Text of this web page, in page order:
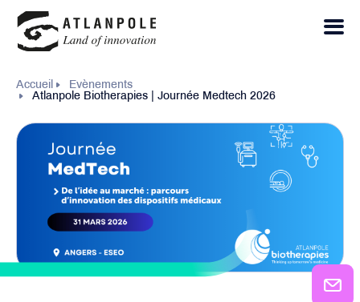
Accueil
Evènements
Atlanpole Biotherapies | Journée Medtech 2026